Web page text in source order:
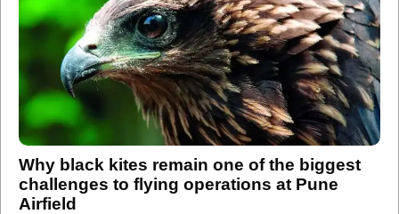
Why black kites remain one of the biggest
challenges to flying operations at Pune
Airfield